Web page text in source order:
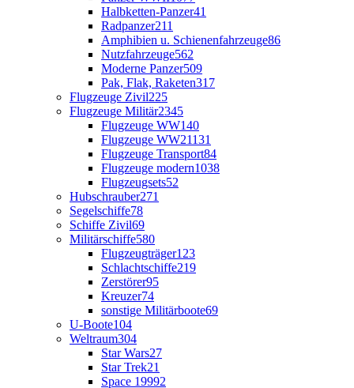
Halbketten-Panzer41
Radpanzer211
Amphibien u. Schienenfahrzeuge86
Nutzfahrzeuge562
Moderne Panzer509
Pak, Flak, Raketen317
Flugzeuge Zivil225
Flugzeuge Militär2345
Flugzeuge WW140
Flugzeuge WW21131
Flugzeuge Transport84
Flugzeuge modern1038
Flugzeugsets52
Hubschrauber271
Segelschiffe78
Schiffe Zivil69
Militärschiffe580
Flugzeugträger123
Schlachtschiffe219
Zerstörer95
Kreuzer74
sonstige Militärboote69
U-Boote104
Weltraum304
Star Wars27
Star Trek21
Space 19992